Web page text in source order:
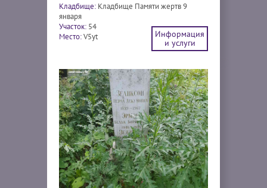
Кладбище: Кладбище Памяти жертв 9
января
Участок: 54
Место:V5yt
Информация
и услуги